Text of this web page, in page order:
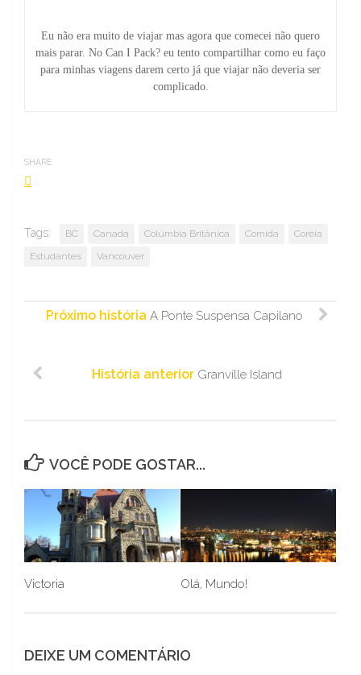
Eu não era muito de viajar mas agora que comecei não quero
mais parar. No Can I Pack? eu tento compartilhar como eu faço
para minhas viagens darem certo já que viajar não deveria ser
complicado.
SHARE
Tags: BC Canada Colúmbia Britânica Comida
Coréia
Estudantes
Vancouver
Próximo história A Ponte Suspensa Capilano
História anterior Granville Island
VOCÊ PODE GOSTAR...
Victoria Olá, Mundo!
DEIXE UM COMENTÁRIO